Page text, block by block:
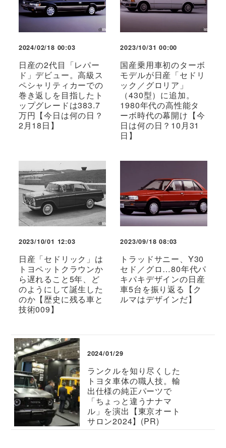
2024/02/18 00:03
日産の2代目「レパー
ド」デビュー。高級ス
ペシャリティカーでの
巻き返しを目指したト
ップグレードは383.7
万円【今日は何の日？
2月18日】
2023/10/31 00:00
国産乗用車初のターボ
モデルが日産「セドリ
ック／グロリア」
（430型）に追加。
1980年代の高性能タ
ーボ時代の幕開け【今
日は何の日？10月31
日】
2023/10/01 12:03
日産「セドリック」は
トヨペットクラウンか
ら遅れること5年、ど
のようにして誕生した
のか【歴史に残る車と
技術009】
2023/09/18 08:03
トラッドサニー、Y30
セド／グロ…80年代パ
キパキデザインの日産
車5台を振り返る【ク
ルマはデザインだ】
2024/01/29
ランクルを知り尽くした
トヨタ車体の職人技。輸
出仕様の純正パーツで
「ちょっと違うナナマ
ル」を演出【東京オート
サロン2024】(PR)